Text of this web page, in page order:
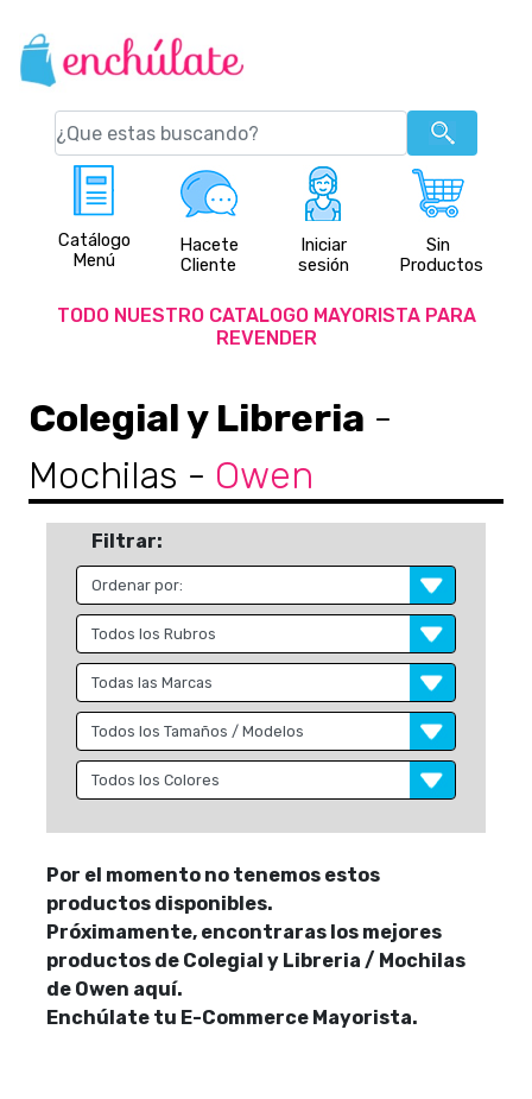
Catálogo
Menú
Hacete
Cliente
Iniciar
sesión
Sin
Productos
TODO NUESTRO CATALOGO MAYORISTA PARA
REVENDER
Colegial y Libreria -
Mochilas - Owen
Filtrar:
Por el momento no tenemos estos
productos disponibles.
Próximamente, encontraras los mejores
productos de Colegial y Libreria / Mochilas
de Owen aquí.
Enchúlate tu E-Commerce Mayorista.